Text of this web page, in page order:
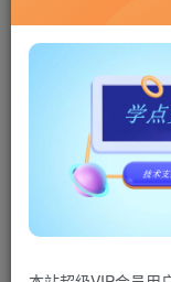
联网教程： 内附教程
单机教程： 内附教程
不懂的话联系客服
《使命召唤
Activision发行的
被称为“联合会”的